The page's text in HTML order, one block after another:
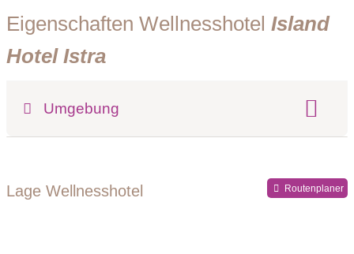
Eigenschaften Wellnesshotel Island
Hotel Istra
Umgebung
Lage Wellnesshotel Routenplaner